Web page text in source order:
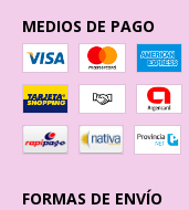
MEDIOS DE PAGO
FORMAS DE ENVÍO